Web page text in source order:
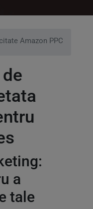
Amazon PPC
a
tale